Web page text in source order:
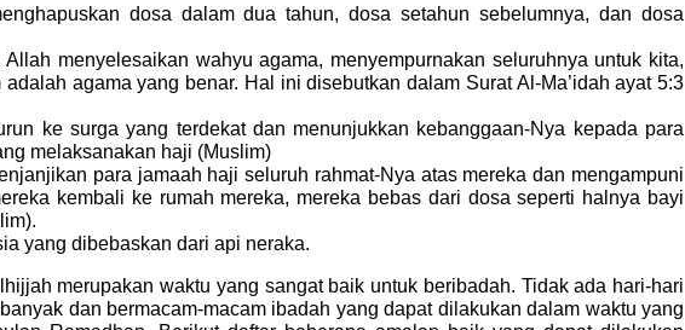
dosa dalam dua tahun, dosa setahun sebelumnya, dan dosa
menyelesaikan wahyu agama, menyempurnakan seluruhnya untuk kita,
agama yang benar. Hal ini disebutkan dalam Surat Al-Ma’idah ayat 5:3
ke surga yang terdekat dan menunjukkan kebanggaan-Nya kepada para
melaksanakan haji (Muslim)
para jamaah haji seluruh rahmat-Nya atas mereka dan mengampuni
kembali ke rumah mereka, mereka bebas dari dosa seperti halnya bayi
yang dibebaskan dari api neraka.
merupakan waktu yang sangat baik untuk beribadah. Tidak ada hari-hari
dan bermacam-macam ibadah yang dapat dilakukan dalam waktu yang